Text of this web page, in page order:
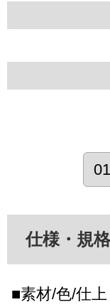
仕様・規格
■素材/色/仕